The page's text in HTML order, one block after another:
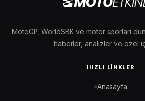
MotoGP, WorldSBK ve motor sporları
haberler, analizler ve özel
HIZLI LINKLER
Anasayfa